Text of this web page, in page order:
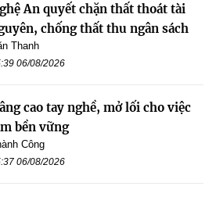
An quyết chặn thất thoát tài
chống thất thu ngân sách
Thanh
06/08/2026
cao tay nghề, mở lối cho việc
bền vững
Công
06/08/2026